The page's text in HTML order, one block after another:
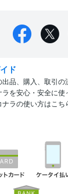
ド
出品、購入、取引
を安心・安全に
ラの使い方はこち